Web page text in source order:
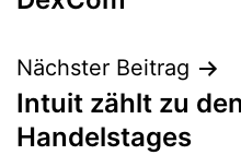
Nächster Beitrag
Intuit zählt zu
Handelstages